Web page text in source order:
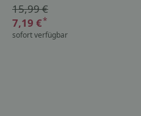
15,99 €
7,19 €*
sofort verfügbar